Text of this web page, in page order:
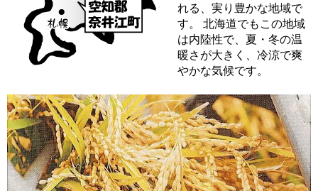
れる、実り豊かな地域で
す。 北海道でもこの地域
は内陸性で、夏・冬の温
暖さが大きく、冷涼で爽
やかな気候です。